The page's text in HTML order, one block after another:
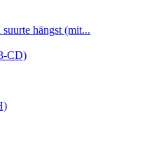
hängst (mit...
CD)